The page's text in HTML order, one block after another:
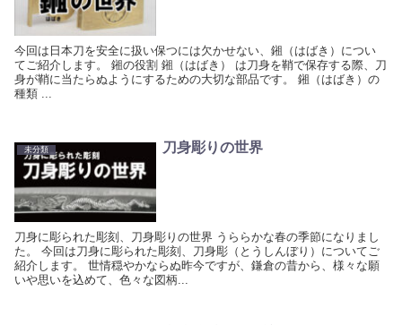
今回は日本刀を安全に扱い保つには欠かせない、鎺（はばき）につい
てご紹介します。 鎺の役割 鎺（はばき） は刀身を鞘で保存する際、刀
身が鞘に当たらぬようにするための大切な部品です。 鎺（はばき）の
種類 ...
未分類 刀身彫りの世界
刀身に彫られた彫刻、刀身彫りの世界 うららかな春の季節になりまし
た。 今回は刀身に彫られた彫刻、刀身彫（とうしんぼり）についてご
紹介します。 世情穏やかならぬ昨今ですが、鎌倉の昔から、様々な願
いや思いを込めて、色々な図柄...